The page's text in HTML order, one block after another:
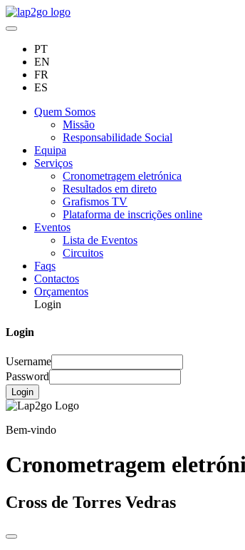
PT
EN
FR
ES
Quem Somos
Missão
Responsabilidade Social
Equipa
Serviços
Cronometragem eletrónica
Resultados em direto
Grafismos TV
Plataforma de inscrições online
Eventos
Lista de Eventos
Circuitos
Faqs
Contactos
Orçamentos
Login
Login
Username
Password
Login
Bem-vindo
Cronometragem
Cross de Torres Vedras